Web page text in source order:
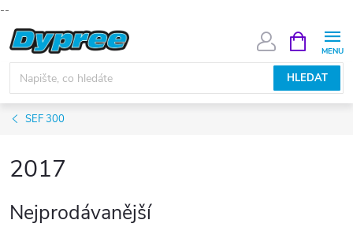
--
Přejít
na
obsah
HLEDAT
NÁKUPNÍ
KOŠÍK
SEF 300
2017
Nejprodávanější